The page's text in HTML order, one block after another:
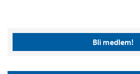
Bli medlem!